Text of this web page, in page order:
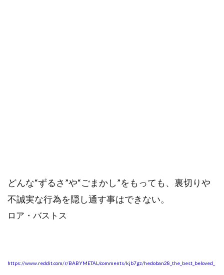
どんな“ずるさ”や“ごまかし”をもっても、裏切りや
不誠実な行為を隠し通す事はできない。
ロア・バストス
https://www.reddit.com/r/BABYMETAL/comments/kjb7gz/hedoban28_the_best_beloved_